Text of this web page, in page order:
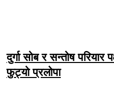
दुर्गा सोब र सन्तोष
फुट्यो प्रलोपा